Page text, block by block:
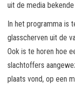
uit de media
In het programma is
glasscherven uit de
Ook is te horen hoe
slachtoffers
plaats vond, op een